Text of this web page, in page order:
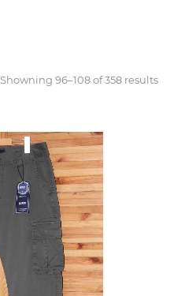
Showning 96–108 of 358 results